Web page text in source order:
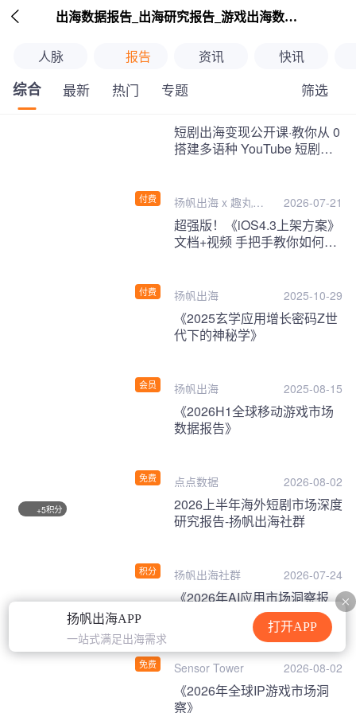
扬帆出海APP
一站式满足出海需求
打开APP
 出海数据报告_出海研究报告_游戏出海数据报告_海外趋势分析-扬帆出海
人脉 报告 资讯 快讯
综合 最新 热门 专题 筛选
继续下拉刷新
付费
短剧出海变现公开课·教你从 0
搭建多语种 YouTube 短剧频
扬帆出海 x 趣丸千 2026-07-21
付费
超强版！《iOS4.3上架方案》
文档+视频 手把手教你如何一
扬帆出海 2025-10-29
会员
《2025玄学应用增长密码Z世
代下的神秘学》
扬帆出海 2025-08-15
免费
《2026H1全球移动游戏市场
数据报告》
点点数据 2026-08-02
+5积分
积分
2026上半年海外短剧市场深度
研究报告-扬帆出海社群
扬帆出海社群 2026-07-24
免费
《2026年AI应用市场洞察报
Sensor Tower 2026-08-02
《2026年全球IP游戏市场洞
察》